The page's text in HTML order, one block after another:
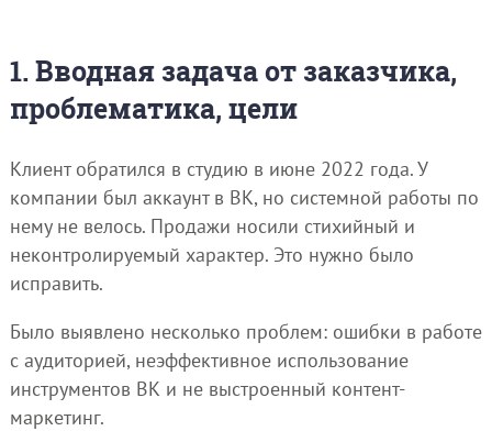
1. Вводная задача от заказчика,
проблематика, цели
Клиент обратился в студию в июне 2022 года. У
компании был аккаунт в ВК, но системной работы по
нему не велось. Продажи носили стихийный и
неконтролируемый характер. Это нужно было
исправить.
Было выявлено несколько проблем: ошибки в работе
с аудиторией, неэффективное использование
инструментов ВК и не выстроенный контент-
маркетинг.